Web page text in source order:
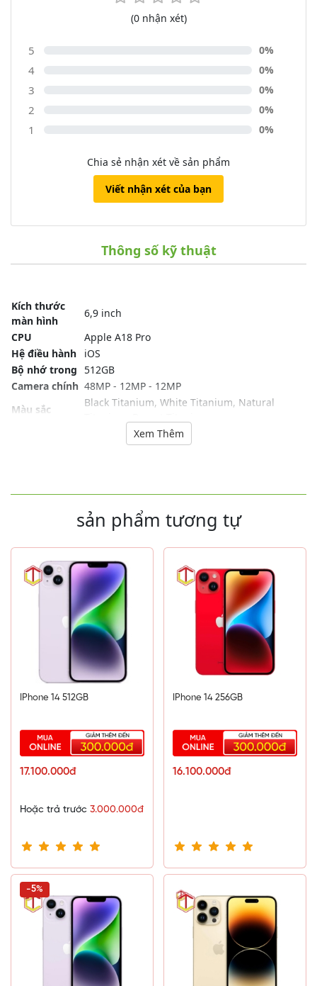
(0 nhận xét)
5 0%
4 0%
3 0%
2 0%
1 0%
Chia sẻ nhận xét về sản phẩm
Viết nhận xét của bạn
Thông số kỹ thuật
Kích thước
màn hình
6,9 inch
CPU
Apple A18 Pro
Hệ điều hành
iOS
Bộ nhớ trong
512GB
Camera chính 48MP - 12MP - 12MP
Màu sắc
Black Titanium, White Titanium, Natural
Mới 100%
Xem Thêm
sản phẩm tương tự
IPhone 14 512GB
17.100.000đ
Hoặc trả trước 3.000.000đ
IPhone 14 256GB
16.100.000đ
-5%